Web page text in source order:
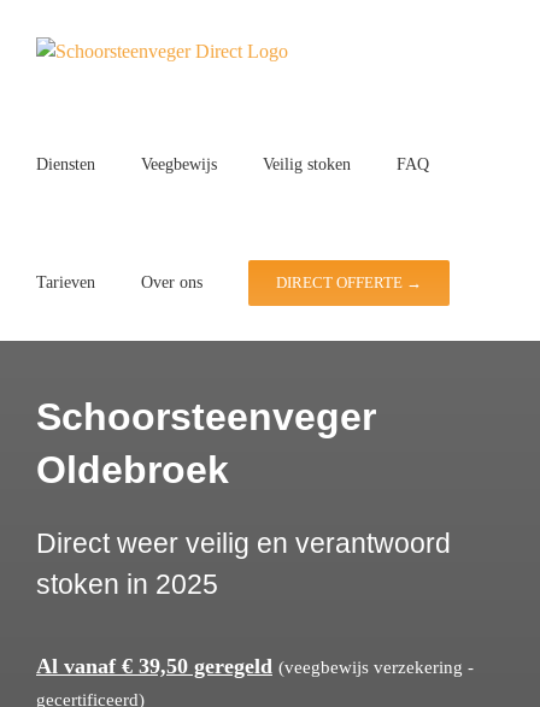
Diensten Veegbewijs Veilig stoken FAQ
Tarieven Over ons DIRECT OFFERTE →
Schoorsteenveger
Oldebroek
Direct weer veilig en verantwoord
stoken in 2025
Al vanaf € 39,50 geregeld (veegbewijs verzekering -
gecertificeerd)